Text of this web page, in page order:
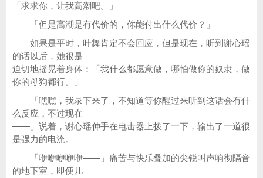
「求求你，让我高潮吧。」
「但是高潮是有代价的，你能付出什么代价？」
如果是平时，叶舞肯定不会回应，但是现在，听到谢心瑶
的话以后，她很是
迫切地摇晃着身体：「我什么都愿意做，哪怕做你的奴隶，做
你的母狗都行。」
「嘿嘿，我录下来了，不知道等你醒过来听到这话会有什
么反应，不过现在
——」说着，谢心瑶伸手在电击器上拨了一下，输出了一道很
是强力的电流。
「咿咿咿咿咿——」痛苦与快乐叠加的尖锐叫声响彻隔音
的地下室，即便几